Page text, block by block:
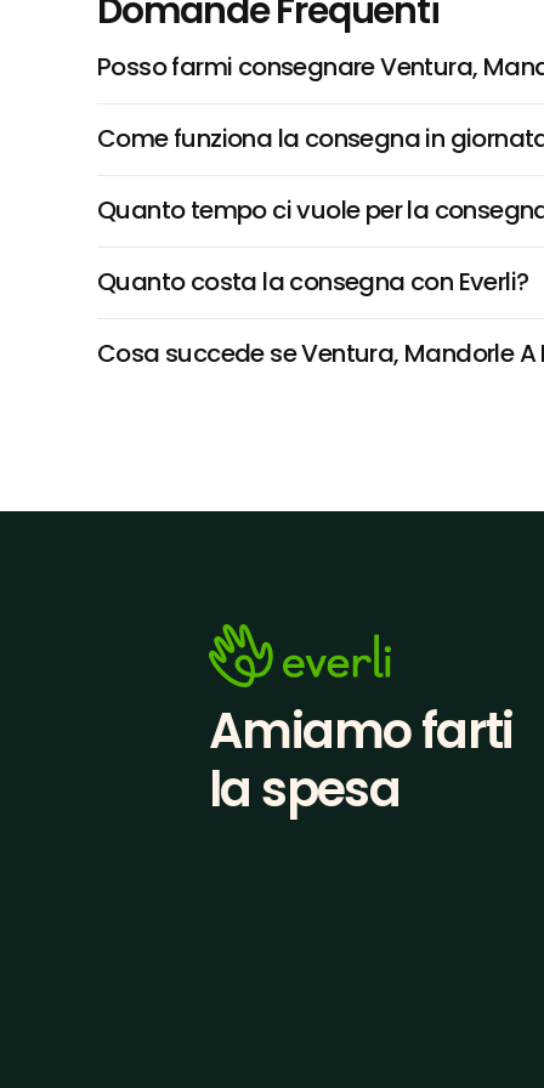
Domande Frequenti
Posso farmi consegnare Ventura,
Come funziona la consegna in
Quanto tempo ci vuole per la
Quanto costa la consegna con Everli?
Cosa succede se Ventura, Mandorle A
Amiamo farti
la spesa